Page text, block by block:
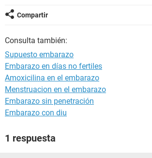
Compartir
Consulta también:
Supuesto embarazo
Embarazo en días no fertiles
Amoxicilina en el embarazo
Menstruacion en el embarazo
Embarazo sin penetración
Embarazo con diu
1 respuesta